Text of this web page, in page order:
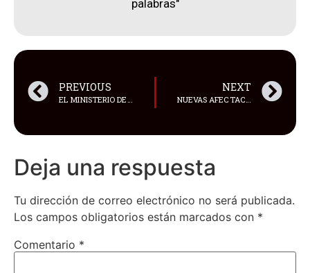
palabras"
PREVIOUS
EL MINISTERIO DE DEFENSA NACIONAL INICIÓ UN PROGRAMA DE CAPACITACIÓN PARA CERCA DE 50 MILITARES CON FORMACIÓN TÉCNICA
NEXT
NUEVAS AFECTACIONES EN CHINA POR EL PASO DEL TIFÓN BEBINCA
Deja una respuesta
Tu dirección de correo electrónico no será publicada.
Los campos obligatorios están marcados con *
Comentario *